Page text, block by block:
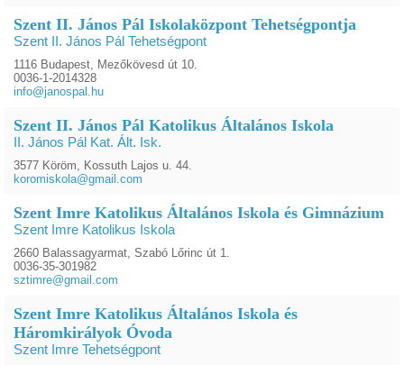
Szent II. János Pál Iskolaközpont Tehetségpontja
Szent II. János Pál Tehetségpont
1116 Budapest, Mezőkövesd út 10.
0036-1-2014328
info@janospal.hu
Szent II. János Pál Katolikus Általános Iskola
II. János Pál Kat. Ált. Isk.
3577 Köröm, Kossuth Lajos u. 44.
koromiskola@gmail.com
Szent Imre Katolikus Általános Iskola és Gimnázium
Szent Imre Katolikus Iskola
2660 Balassagyarmat, Szabó Lőrinc út 1.
0036-35-301982
sztimre@gmail.com
Szent Imre Katolikus Általános Iskola és
Háromkirályok Óvoda
Szent Imre Tehetségpont